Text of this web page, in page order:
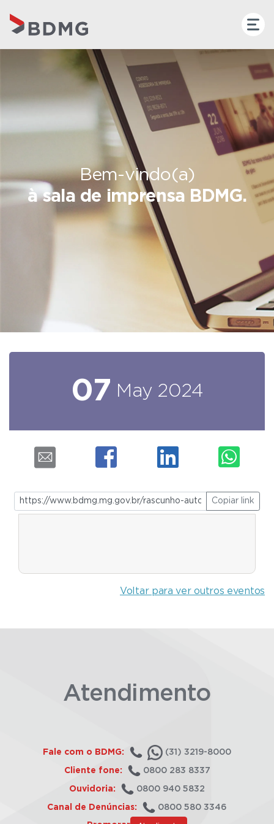
Bem-vindo(a)
à sala de imprensa BDMG.
07 May 2024
Copiar link
Voltar para ver outros eventos
Atendimento
Fale com o BDMG: (31) 3219-8000
Cliente fone: 0800 283 8337
Ouvidoria: 0800 940 5832
Canal de Denúncias: 0800 580 3346